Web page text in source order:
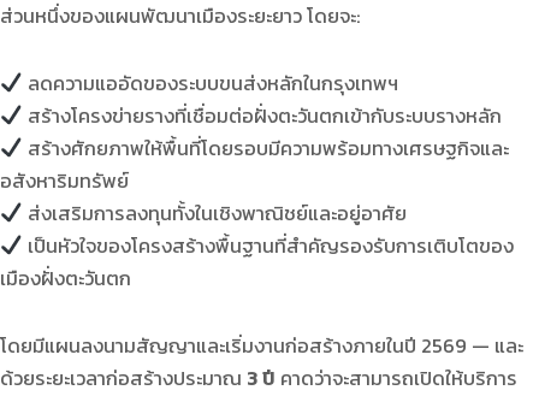
ส่วนหนึ่งของแผนพัฒนาเมืองระยะยาว โดยจะ:
ลดความแออัดของระบบขนส่งหลักในกรุงเทพฯ
สร้างโครงข่ายรางที่เชื่อมต่อฝั่งตะวันตกเข้ากับระบบรางหลัก
สร้างศักยภาพให้พื้นที่โดยรอบมีความพร้อมทางเศรษฐกิจและ
อสังหาริมทรัพย์
ส่งเสริมการลงทุนทั้งในเชิงพาณิชย์และอยู่อาศัย
เป็นหัวใจของโครงสร้างพื้นฐานที่สำคัญรองรับการเติบโตของ
เมืองฝั่งตะวันตก
โดยมีแผนลงนามสัญญาและเริ่มงานก่อสร้างภายในปี 2569 — และ
ด้วยระยะเวลาก่อสร้างประมาณ 3 ปี คาดว่าจะสามารถเปิดให้บริการ